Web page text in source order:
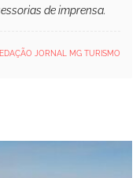
de imprensa.
JORNAL MG TURISMO